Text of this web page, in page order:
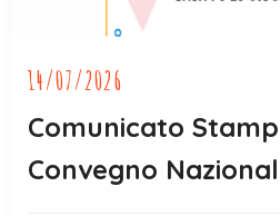
14/07/2026
Comunicato
Convegno